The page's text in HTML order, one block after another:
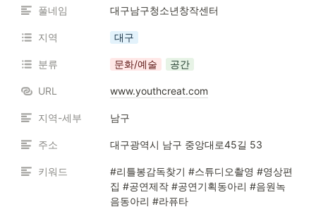
풀네임 대구남구청소년창작센터
지역 대구
분류 문화/예술 공간
URL www.youthcreat.com
지역-세부 남구
주소 대구광역시 남구 중앙대로45길 53
키워드
#리틀봉감독찾기 #스튜디오촬영 #영상편
집 #공연제작 #공연기획동아리 #음원녹
음동아리 #라퓨타